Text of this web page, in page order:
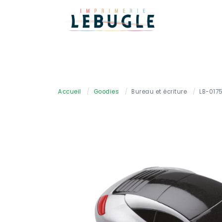
Accueil / Goodies / Bureau et écriture / LB-